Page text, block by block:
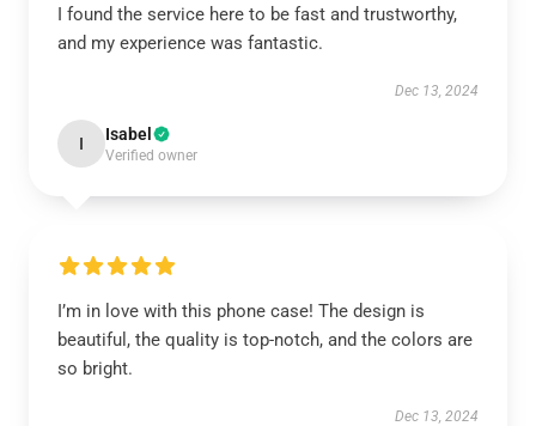
I found the service here to be fast and trustworthy,
and my experience was fantastic.
Dec 13, 2024
I Isabel
Verified owner
I’m in love with this phone case! The design is
beautiful, the quality is top-notch, and the colors are
so bright.
Dec 13, 2024